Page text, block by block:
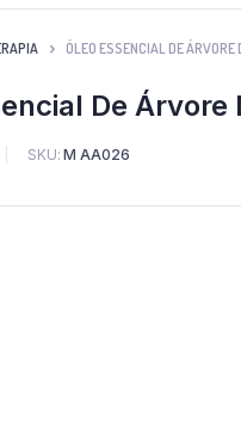
ÓLEO ESSENCIAL DE ÁRVORE
De Árvore
SKU: M AA026